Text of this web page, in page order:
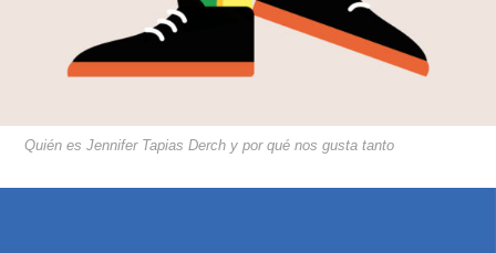
Quién es Jennifer Tapias Derch y por qué nos gusta tanto